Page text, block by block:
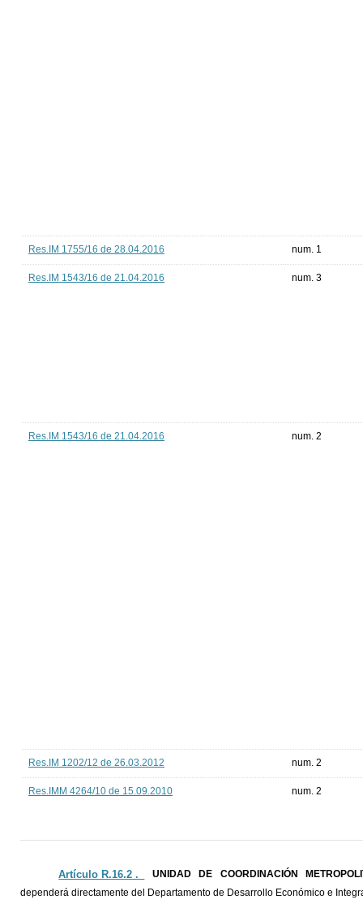
Res.IM 1755/16 de 28.04.2016 num. 1
Res.IM 1543/16 de 21.04.2016 num. 3
Res.IM 1543/16 de 21.04.2016 num. 2
Res.IM 1202/12 de 26.03.2012 num. 2
Res.IMM 4264/10 de 15.09.2010 num. 2
Artículo R.16.2 ._
UNIDAD DE COORDINACIÓN
dependerá directamente del Departamento de Desarrollo Económico e